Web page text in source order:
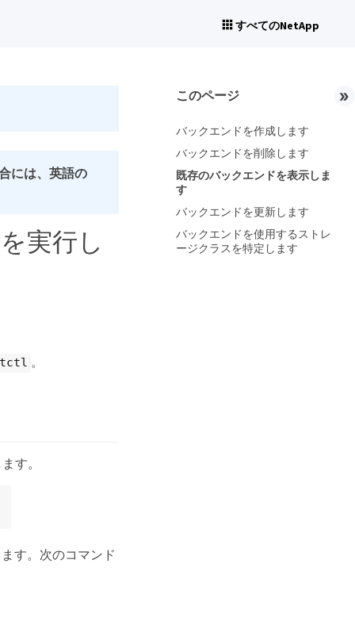
すべてのNetApp
には、英語の
実行し
。
す。
す。次のコマンド
このページ
バックエンドを作成します
バックエンドを削除します
既存のバックエンドを表示しま
す
バックエンドを更新します
バックエンドを使用するストレ
ージクラスを特定します